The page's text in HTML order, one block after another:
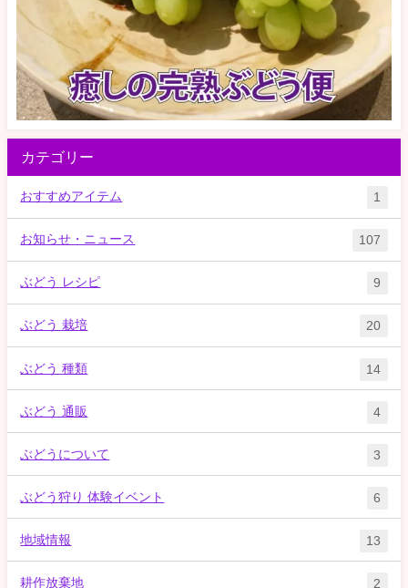
カテゴリー
おすすめアイテム 1
お知らせ・ニュース 107
ぶどう レシピ 9
ぶどう 栽培 20
ぶどう 種類 14
ぶどう 通販 4
ぶどうについて 3
ぶどう狩り 体験イベント 6
地域情報 13
耕作放棄地 2